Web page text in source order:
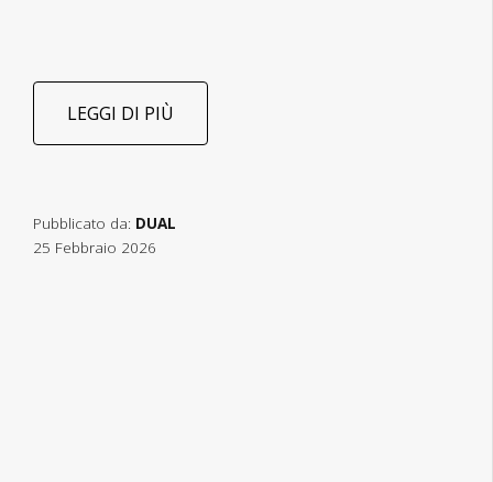
LEGGI DI PIÙ
Pubblicato da: DUAL
25 Febbraio 2026